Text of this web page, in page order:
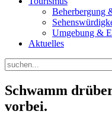
Beherbergung
Umgebung &
Aktuelles
Schwamm
vorbei.